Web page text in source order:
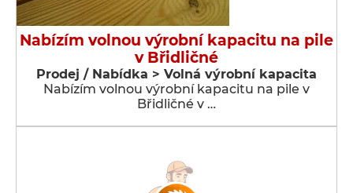
Nabízím volnou výrobní kapacitu na pile
v Břidličné
Prodej / Nabídka > Volná výrobní kapacita
Nabízím volnou výrobní kapacitu na pile v
Břidličné v …